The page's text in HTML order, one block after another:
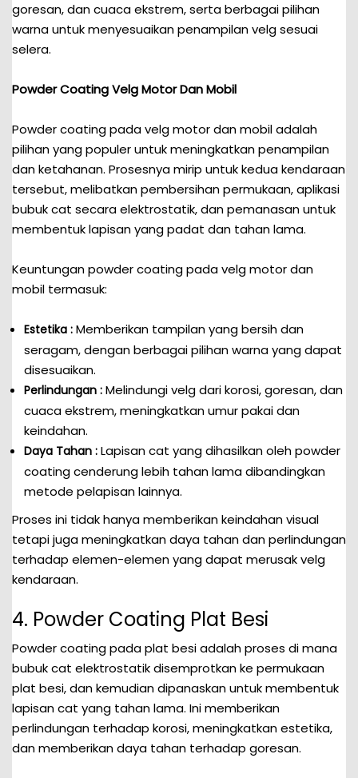
goresan, dan cuaca ekstrem, serta berbagai pilihan
warna untuk menyesuaikan penampilan velg sesuai
selera.
Powder Coating Velg Motor Dan Mobil
Powder coating pada velg motor dan mobil adalah
pilihan yang populer untuk meningkatkan penampilan
dan ketahanan. Prosesnya mirip untuk kedua kendaraan
tersebut, melibatkan pembersihan permukaan, aplikasi
bubuk cat secara elektrostatik, dan pemanasan untuk
membentuk lapisan yang padat dan tahan lama.
Keuntungan powder coating pada velg motor dan
mobil termasuk:
Estetika : Memberikan tampilan yang bersih dan
seragam, dengan berbagai pilihan warna yang dapat
disesuaikan.
Perlindungan : Melindungi velg dari korosi, goresan, dan
cuaca ekstrem, meningkatkan umur pakai dan
keindahan.
Daya Tahan : Lapisan cat yang dihasilkan oleh powder
coating cenderung lebih tahan lama dibandingkan
metode pelapisan lainnya.
Proses ini tidak hanya memberikan keindahan visual
tetapi juga meningkatkan daya tahan dan perlindungan
terhadap elemen-elemen yang dapat merusak velg
kendaraan.
4. Powder Coating Plat Besi
Powder coating pada plat besi adalah proses di mana
bubuk cat elektrostatik disemprotkan ke permukaan
plat besi, dan kemudian dipanaskan untuk membentuk
lapisan cat yang tahan lama. Ini memberikan
perlindungan terhadap korosi, meningkatkan estetika,
dan memberikan daya tahan terhadap goresan.